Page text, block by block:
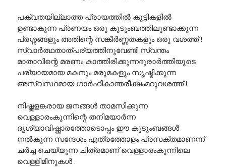
പക്വതയില്ലാത്ത പ്രായത്തിൽ കുട്ടികളിൽ
ഉണ്ടാകുന്ന പ്രണയം ഒരു കുടുംബത്തിലുണ്ടാക്കുന്ന
പ്രശ്നങ്ങളും അതിന്റെ സങ്കീർണ്ണതകളും ഒരു വശത്ത് !
സ്വാർത്ഥതാത്പര്യത്തിനുവേണ്ടി സ്വന്തം
മാതാവിന്റെ മരണം കാത്തിരിക്കുന്നദുരാർത്തിയുടെ
പര്യായമായ മകനും മരുമകളും സൃഷ്ടിക്കുന്ന
അസ്വസ്ഥമായ ഗാർഹികാന്തരീക്ഷംമറുവശത്ത് !
നിഷ്ക്കളങ്കരായ ജനങ്ങൾ താമസിക്കുന്ന
വെള്ളാരംകുന്നിന്റെ തനിമയാർന്ന
ദൃശ്യാവിഷ്ക്കാരത്തോടൊപ്പം ഈ കുടുംബങ്ങൾ
നൽകുന്ന സന്ദേശം എത്രത്തോളം പ്രസക്തമാണന്ന്
ചർച്ച ചെയ്യുന്ന ചിത്രമാണ് വെള്ളാരംകുന്നിലെ
വെള്ളിമീനുകൾ .